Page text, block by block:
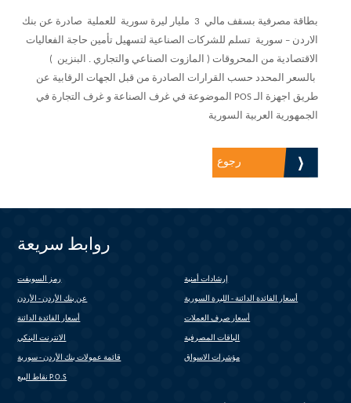
بطاقة مصرفية بسقف مالي 3 مليار ليرة سورية للعملية صادرة عن بنك
الاردن – سورية تسلم للشركات الصناعية لتسهيل تأمين حاجة الفعاليات
الاقتصادية من المحروقات ( المازوت الصناعي والتجاري . البنزين )
بالسعر المحدد حسب القرارات الصادرة من قبل الجهات الرقابية عن
طريق اجهزة الـ POS الموضوعة في غرف الصناعة و غرف التجارة في
الجمهورية العربية السورية
رجوع
روابط سريعة
رمز السويفت إرشادات أمنية
عن بنك الأردن - الأردن أسعار الفائدة الدائنة - الليرة السورية
أسعار الفائدة الدائنة أسعار صرف العملات
الانترنت البنكي الباقات المصرفية
قائمة عمولات بنك الأردن - سورية مؤشرات الاسواق
نقاط البيع P.O.S